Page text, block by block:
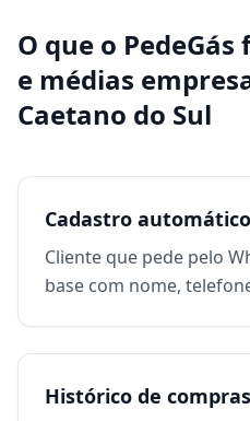
O que o PedeGás
e médias
Caetano do Sul
Cadastro automático
Cliente que pede pelo
base com nome,
Histórico de compras